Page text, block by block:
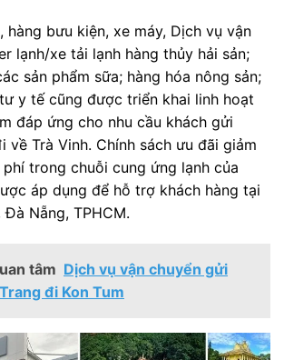
hàng bưu kiện, xe máy, Dịch vụ vận
lạnh/xe tải lạnh hàng thủy hải sản;
sản phẩm sữa; hàng hóa nông sản;
y tế cũng được triển khai linh hoạt
đáp ứng cho nhu cầu khách gửi
về Trà Vinh. Chính sách ưu đãi giảm
trong chuỗi cung ứng lạnh của
áp dụng để hỗ trợ khách hàng tại
Nẵng, TPHCM.
tâm Dịch vụ vận chuyển gửi
đi Kon Tum